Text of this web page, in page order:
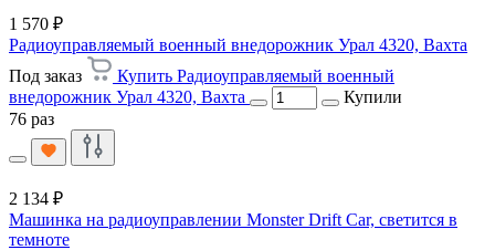
1 570 ₽
Радиоуправляемый военный внедорожник Урал 4320, Вахта
Под заказ
Купить Радиоуправляемый военный
внедорожник Урал 4320, Вахта
Купили
76 раз
2 134 ₽
Машинка на радиоуправлении Monster Drift Car, светится в
темноте